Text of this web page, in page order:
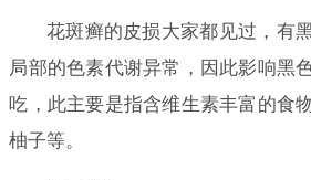
花斑癣的皮损大家都见过，有
局部的色素代谢异常，因此影响黑
吃，此主要是指含维生素丰富的食
柚子等。